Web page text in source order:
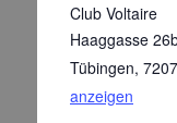
Club Voltaire
Haaggasse
Tübingen,
anzeigen